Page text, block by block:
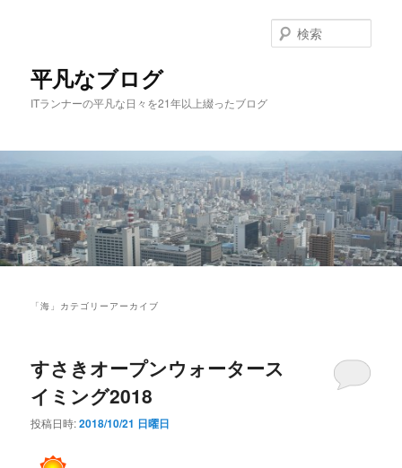
移
動
動
平凡なブログ
ITランナーの平凡な日々を21年以上綴ったブログ
索
「海 」カテゴリーアーカイブ
すさきオープンウォータース
イミング2018
投稿日時:2018/10/21 日曜日